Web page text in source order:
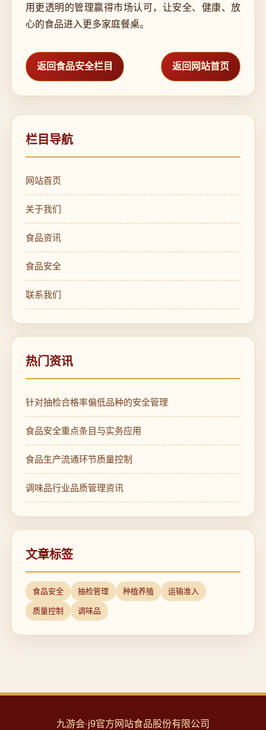
用更透明的管理赢得市场认可，让安全、健康、放
心的食品进入更多家庭餐桌。
返回食品安全栏目 返回网站首页
栏目导航
网站首页
关于我们
食品资讯
食品安全
联系我们
热门资讯
针对抽检合格率偏低品种的安全管理
食品安全重点条目与实务应用
食品生产流通环节质量控制
调味品行业品质管理资讯
文章标签
食品安全 抽检管理 种植养殖 运输准入
质量控制 调味品
九游会·j9官方网站食品股份有限公司